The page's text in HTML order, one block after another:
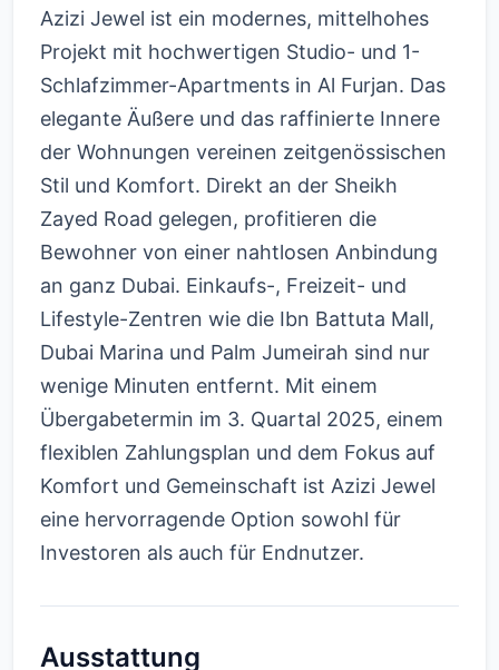
Azizi Jewel ist ein modernes, mittelhohes
Projekt mit hochwertigen Studio- und 1-
Schlafzimmer-Apartments in Al Furjan. Das
elegante Äußere und das raffinierte Innere
der Wohnungen vereinen zeitgenössischen
Stil und Komfort. Direkt an der Sheikh
Zayed Road gelegen, profitieren die
Bewohner von einer nahtlosen Anbindung
an ganz Dubai. Einkaufs-, Freizeit- und
Lifestyle-Zentren wie die Ibn Battuta Mall,
Dubai Marina und Palm Jumeirah sind nur
wenige Minuten entfernt. Mit einem
Übergabetermin im 3. Quartal 2025, einem
flexiblen Zahlungsplan und dem Fokus auf
Komfort und Gemeinschaft ist Azizi Jewel
eine hervorragende Option sowohl für
Investoren als auch für Endnutzer.
Ausstattung